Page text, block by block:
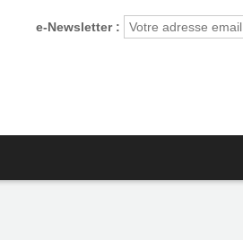
e-Newsletter :